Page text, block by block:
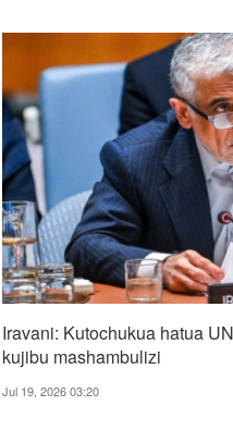
Iravani: Kutochukua hatua
kujibu mashambulizi
Jul 19, 2026 03:20